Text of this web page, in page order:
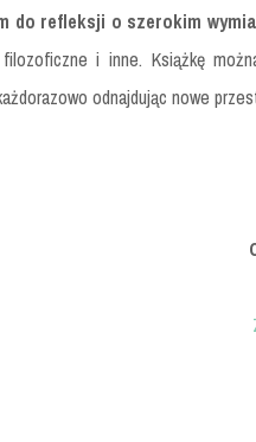
do refleksji o szerokim
filozoficzne i inne. Książkę
odnajdując nowe